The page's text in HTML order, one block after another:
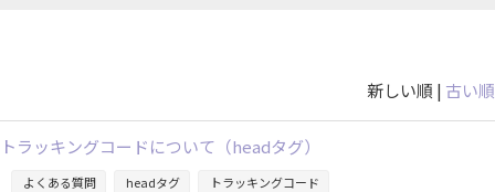
お知らせ一覧
新しい順 | 古い順
トラッキングコードについて（headタグ）
よくある質問 headタグ トラッキングコード